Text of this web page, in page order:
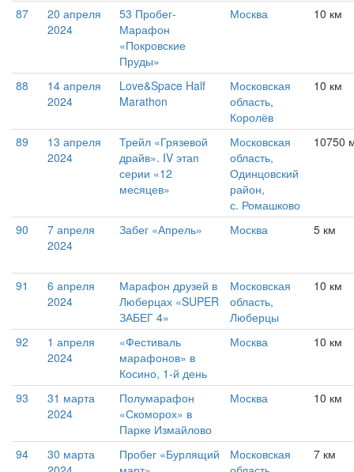
87
20 апреля
2024
53 Пробег-
Марафон
«Покровские
Пруды»
Москва 10 км
88
14 апреля
2024
Love&Space Half
Marathon
Московская
область,
Королёв
10 км
89
13 апреля
2024
Трейл «Грязевой
драйв». IV этап
серии «12
месяцев»
Московская
область,
Одинцовский
район,
с. Ромашково
10750
90
7 апреля
2024
Забег «Апрель» Москва 5 км
91
6 апреля
2024
Марафон друзей в
Люберцах «SUPER
ЗАБЕГ 4»
Московская
область,
Люберцы
10 км
92
1 апреля
2024
«Фестиваль
марафонов» в
Косино, 1-й день
Москва 10 км
93
31 марта
2024
Полумарафон
«Скоморох» в
Парке Измайлово
Москва 10 км
94
30 марта
Пробег «Бурлящий
Московская
7 км